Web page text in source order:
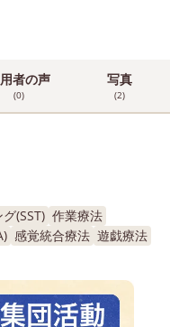
者の声
(0)
写真
(2)
(SST) 作業療法
感覚統合療法 遊戯療法